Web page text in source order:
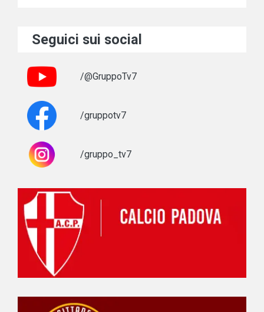
Seguici sui social
/@GruppoTv7
/gruppotv7
/gruppo_tv7